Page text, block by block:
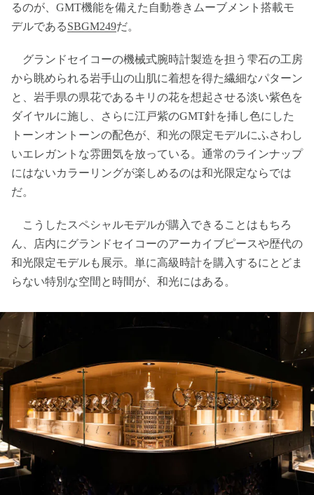
るのが、GMT機能を備えた自動巻きムーブメント搭載モ
デルであるSBGM249だ。
グランドセイコーの機械式腕時計製造を担う雫石の工房
から眺められる岩手山の山肌に着想を得た繊細なパターン
と、岩手県の県花であるキリの花を想起させる淡い紫色を
ダイヤルに施し、さらに江戸紫のGMT針を挿し色にした
トーンオントーンの配色が、和光の限定モデルにふさわし
いエレガントな雰囲気を放っている。通常のラインナップ
にはないカラーリングが楽しめるのは和光限定ならでは
だ。
こうしたスペシャルモデルが購入できることはもちろ
ん、店内にグランドセイコーのアーカイブピースや歴代の
和光限定モデルも展示。単に高級時計を購入するにとどま
らない特別な空間と時間が、和光にはある。